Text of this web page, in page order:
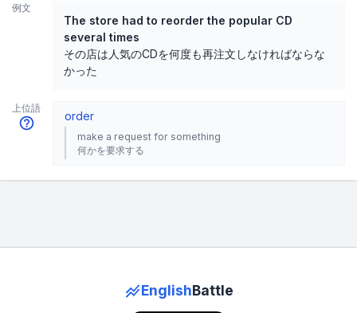
例文
The store had to reorder the popular CD
several times
その店は人気のCDを何度も再注文しなければならな
かった
上位語
order
make a request for something
何かを要求する
EnglishBattle